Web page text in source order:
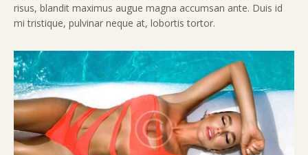
risus, blandit maximus augue magna accumsan ante. Duis id
mi tristique, pulvinar neque at, lobortis tortor.